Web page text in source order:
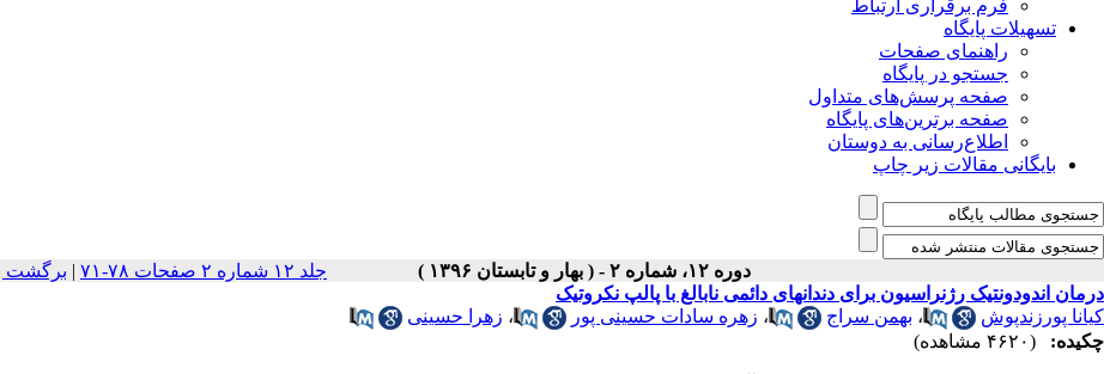
فرم برقراری ارتباط
تسهیلات پایگاه
راهنمای صفحات
جستجو در پایگاه
صفحه پرسش‌های متداول
صفحه برترین‌های پایگاه
اطلاع‌رسانی به دوستان
بایگانی مقالات زیر چاپ
دوره ۱۲، شماره ۲ - ( بهار و تابستان ۱۳۹۶ ) جلد ۱۲ شماره ۲ صفحات ۷۸-۷۱ | برگشت
درمان اندودونتیک رژنراسیون برای دندانهای دائمی نابالغ با پالپ نکروتیک
کیانا پورزندپوش
، بهمن سراج ، زهره سادات حسینی پور ، زهرا حسینی
چکیده:
(۴۶۲۰ مشاهده)